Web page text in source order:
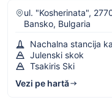
ul. "Kosherinata",
Bansko, Bulgaria
Nachalna stancija
Julenski skok
Tsakiris Ski
Vezi pe hartă